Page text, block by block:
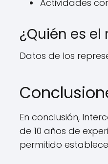
Actividades
¿Quién es
Datos de los
En conclusión,
de 10 años de
permitido